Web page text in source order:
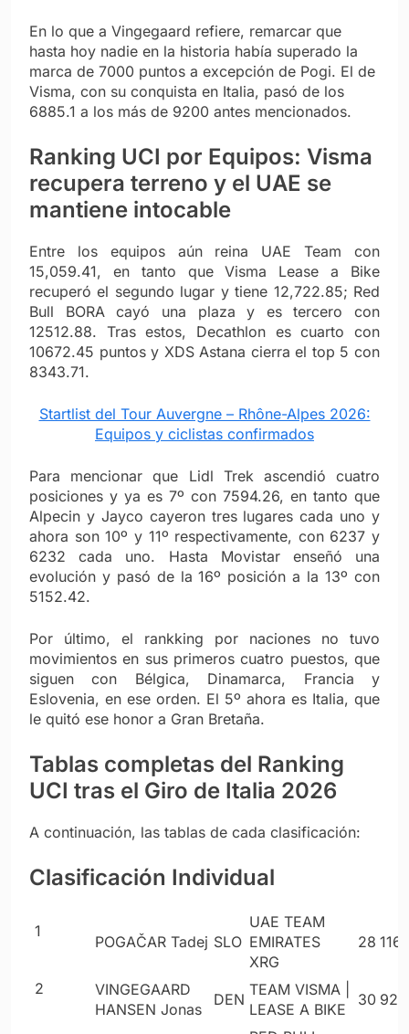
En lo que a Vingegaard refiere, remarcar que
hasta hoy nadie en la historia había superado la
marca de 7000 puntos a excepción de Pogi. El de
Visma, con su conquista en Italia, pasó de los
6885.1 a los más de 9200 antes mencionados.
Ranking UCI por Equipos: Visma
recupera terreno y el UAE se
mantiene intocable
Entre los equipos aún reina UAE Team con
15,059.41, en tanto que Visma Lease a Bike
recuperó el segundo lugar y tiene 12,722.85; Red
Bull BORA cayó una plaza y es tercero con
12512.88. Tras estos, Decathlon es cuarto con
10672.45 puntos y XDS Astana cierra el top 5 con
8343.71.
Startlist del Tour Auvergne – Rhône-Alpes 2026:
Equipos y ciclistas confirmados
Para mencionar que Lidl Trek ascendió cuatro
posiciones y ya es 7º con 7594.26, en tanto que
Alpecin y Jayco cayeron tres lugares cada uno y
ahora son 10º y 11º respectivamente, con 6237 y
6232 cada uno. Hasta Movistar enseñó una
evolución y pasó de la 16º posición a la 13º con
5152.42.
Por último, el rankking por naciones no tuvo
movimientos en sus primeros cuatro puestos, que
siguen con Bélgica, Dinamarca, Francia y
Eslovenia, en ese orden. El 5º ahora es Italia, que
le quitó ese honor a Gran Bretaña.
Tablas completas del Ranking
UCI tras el Giro de Italia 2026
A continuación, las tablas de cada clasificación:
Clasificación Individual
1
POGAČAR Tadej SLO
UAE TEAM
EMIRATES
XRG
28
2
VINGEGAARD
HANSEN Jonas
DEN
TEAM VISMA |
LEASE A BIKE
30